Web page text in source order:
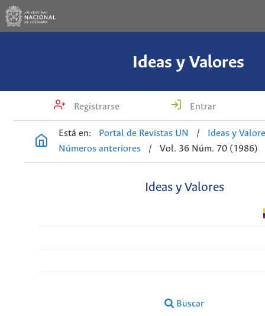
Ideas y Valores
Registrarse Entrar
Está en: Portal de Revistas UN /
Ideas y
Números anteriores
/ Vol. 36 Núm. 70 (1986)
Ideas y Valores
Buscar